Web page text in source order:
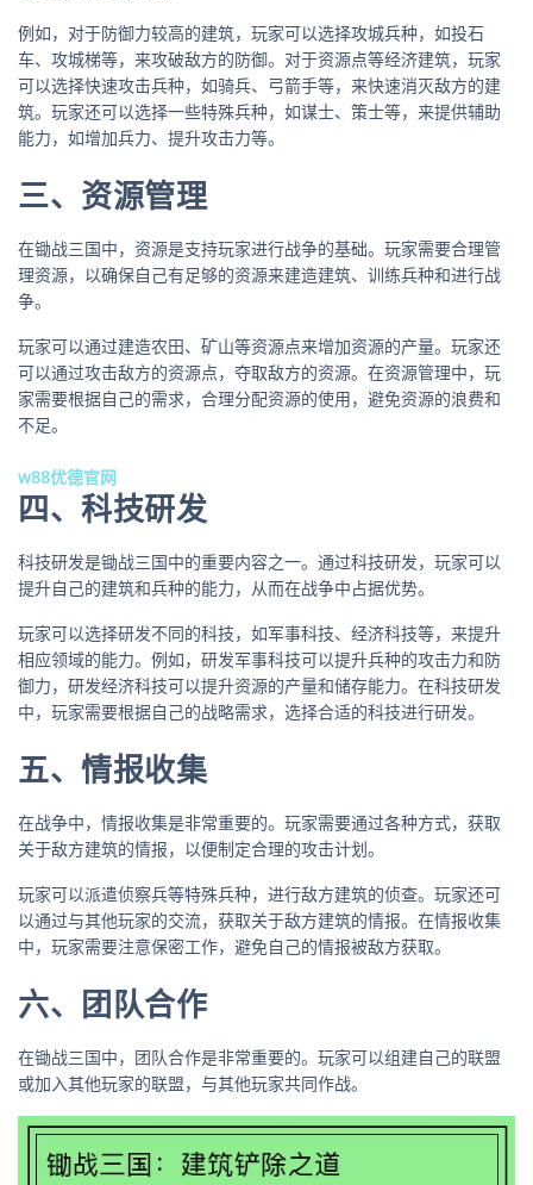
例如，对于防御力较高的建筑，玩家可以选择攻城兵种，如投石
车、攻城梯等，来攻破敌方的防御。对于资源点等经济建筑，玩家
可以选择快速攻击兵种，如骑兵、弓箭手等，来快速消灭敌方的建
筑。玩家还可以选择一些特殊兵种，如谋士、策士等，来提供辅助
能力，如增加兵力、提升攻击力等。
三、资源管理
在锄战三国中，资源是支持玩家进行战争的基础。玩家需要合理管
理资源，以确保自己有足够的资源来建造建筑、训练兵种和进行战
争。
玩家可以通过建造农田、矿山等资源点来增加资源的产量。玩家还
可以通过攻击敌方的资源点，夺取敌方的资源。在资源管理中，玩
家需要根据自己的需求，合理分配资源的使用，避免资源的浪费和
不足。
w88优德官网
四、科技研发
科技研发是锄战三国中的重要内容之一。通过科技研发，玩家可以
提升自己的建筑和兵种的能力，从而在战争中占据优势。
玩家可以选择研发不同的科技，如军事科技、经济科技等，来提升
相应领域的能力。例如，研发军事科技可以提升兵种的攻击力和防
御力，研发经济科技可以提升资源的产量和储存能力。在科技研发
中，玩家需要根据自己的战略需求，选择合适的科技进行研发。
五、情报收集
在战争中，情报收集是非常重要的。玩家需要通过各种方式，获取
关于敌方建筑的情报，以便制定合理的攻击计划。
玩家可以派遣侦察兵等特殊兵种，进行敌方建筑的侦查。玩家还可
以通过与其他玩家的交流，获取关于敌方建筑的情报。在情报收集
中，玩家需要注意保密工作，避免自己的情报被敌方获取。
六、团队合作
在锄战三国中，团队合作是非常重要的。玩家可以组建自己的联盟
或加入其他玩家的联盟，与其他玩家共同作战。